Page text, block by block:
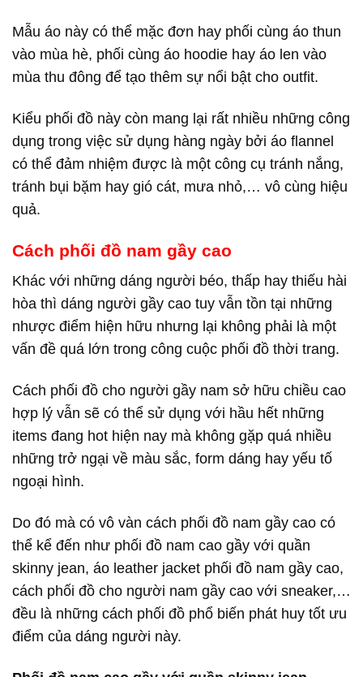
Mẫu áo này có thể mặc đơn hay phối cùng áo thun
vào mùa hè, phối cùng áo hoodie hay áo len vào
mùa thu đông để tạo thêm sự nổi bật cho outfit.
Kiểu phối đồ này còn mang lại rất nhiều những công
dụng trong việc sử dụng hàng ngày bởi áo flannel
có thể đảm nhiệm được là một công cụ tránh nắng,
tránh bụi bặm hay gió cát, mưa nhỏ,… vô cùng hiệu
quả.
Cách phối đồ nam gầy cao
Khác với những dáng người béo, thấp hay thiếu hài
hòa thì dáng người gầy cao tuy vẫn tồn tại những
nhược điểm hiện hữu nhưng lại không phải là một
vấn đề quá lớn trong công cuộc phối đồ thời trang.
Cách phối đồ cho người gầy nam sở hữu chiều cao
hợp lý vẫn sẽ có thể sử dụng với hầu hết những
items đang hot hiện nay mà không gặp quá nhiều
những trở ngại về màu sắc, form dáng hay yếu tố
ngoại hình.
Do đó mà có vô vàn cách phối đồ nam gầy cao có
thể kể đến như phối đồ nam cao gầy với quần
skinny jean, áo leather jacket phối đồ nam gầy cao,
cách phối đồ cho người nam gầy cao với sneaker,…
đều là những cách phối đồ phổ biến phát huy tốt ưu
điểm của dáng người này.